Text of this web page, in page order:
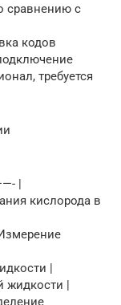
сравнению с
кодов
требуется
|
кислорода в
|
жидкости |